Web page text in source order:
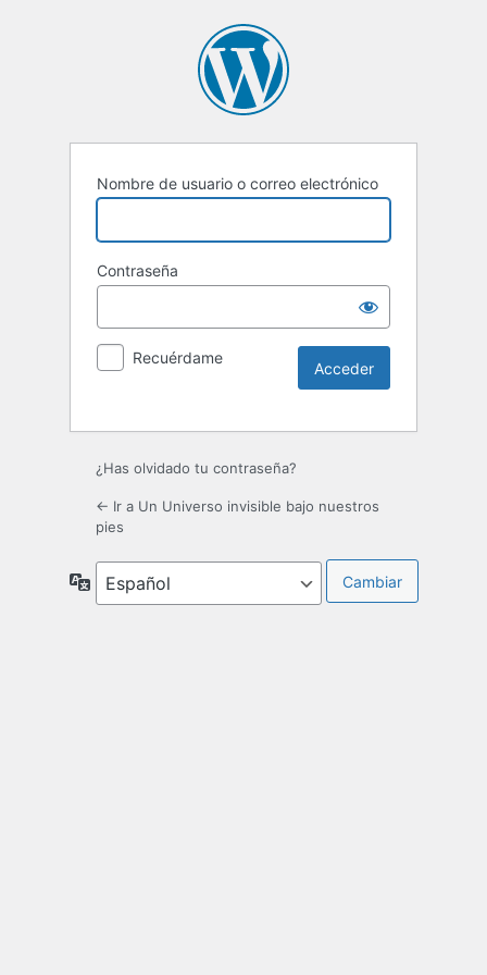
Nombre de usuario o correo electrónico
Contraseña
Recuérdame
¿Has olvidado tu contraseña?
← Ir a Un Universo invisible bajo nuestros
pies
Idioma